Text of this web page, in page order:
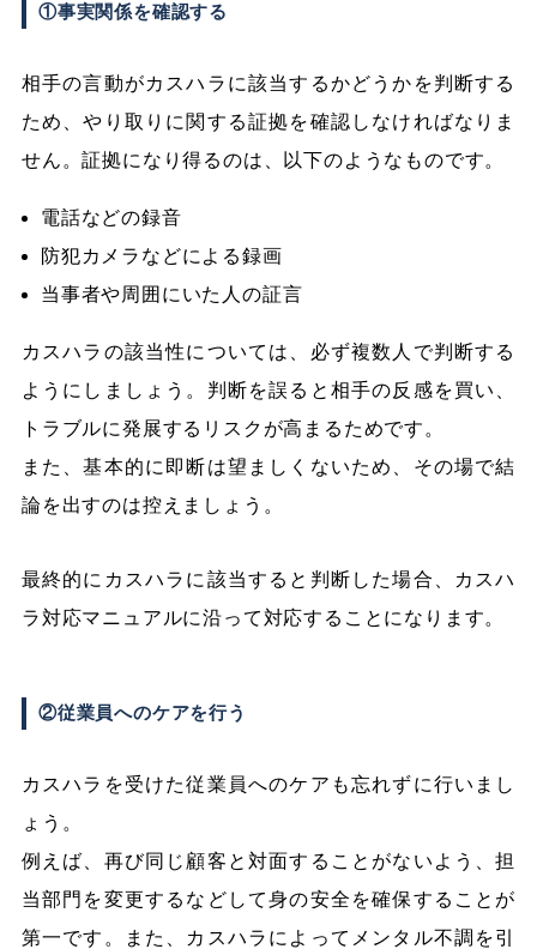
①事実関係を確認する
相手の言動がカスハラに該当するかどうかを判断する
ため、やり取りに関する証拠を確認しなければなりま
せん。証拠になり得るのは、以下のようなものです。
電話などの録音
防犯カメラなどによる録画
当事者や周囲にいた人の証言
カスハラの該当性については、必ず複数人で判断する
ようにしましょう。判断を誤ると相手の反感を買い、
トラブルに発展するリスクが高まるためです。
また、基本的に即断は望ましくないため、その場で結
論を出すのは控えましょう。
最終的にカスハラに該当すると判断した場合、カスハ
ラ対応マニュアルに沿って対応することになります。
②従業員へのケアを行う
カスハラを受けた従業員へのケアも忘れずに行いまし
ょう。
例えば、再び同じ顧客と対面することがないよう、担
当部門を変更するなどして身の安全を確保することが
第一です。また、カスハラによってメンタル不調を引